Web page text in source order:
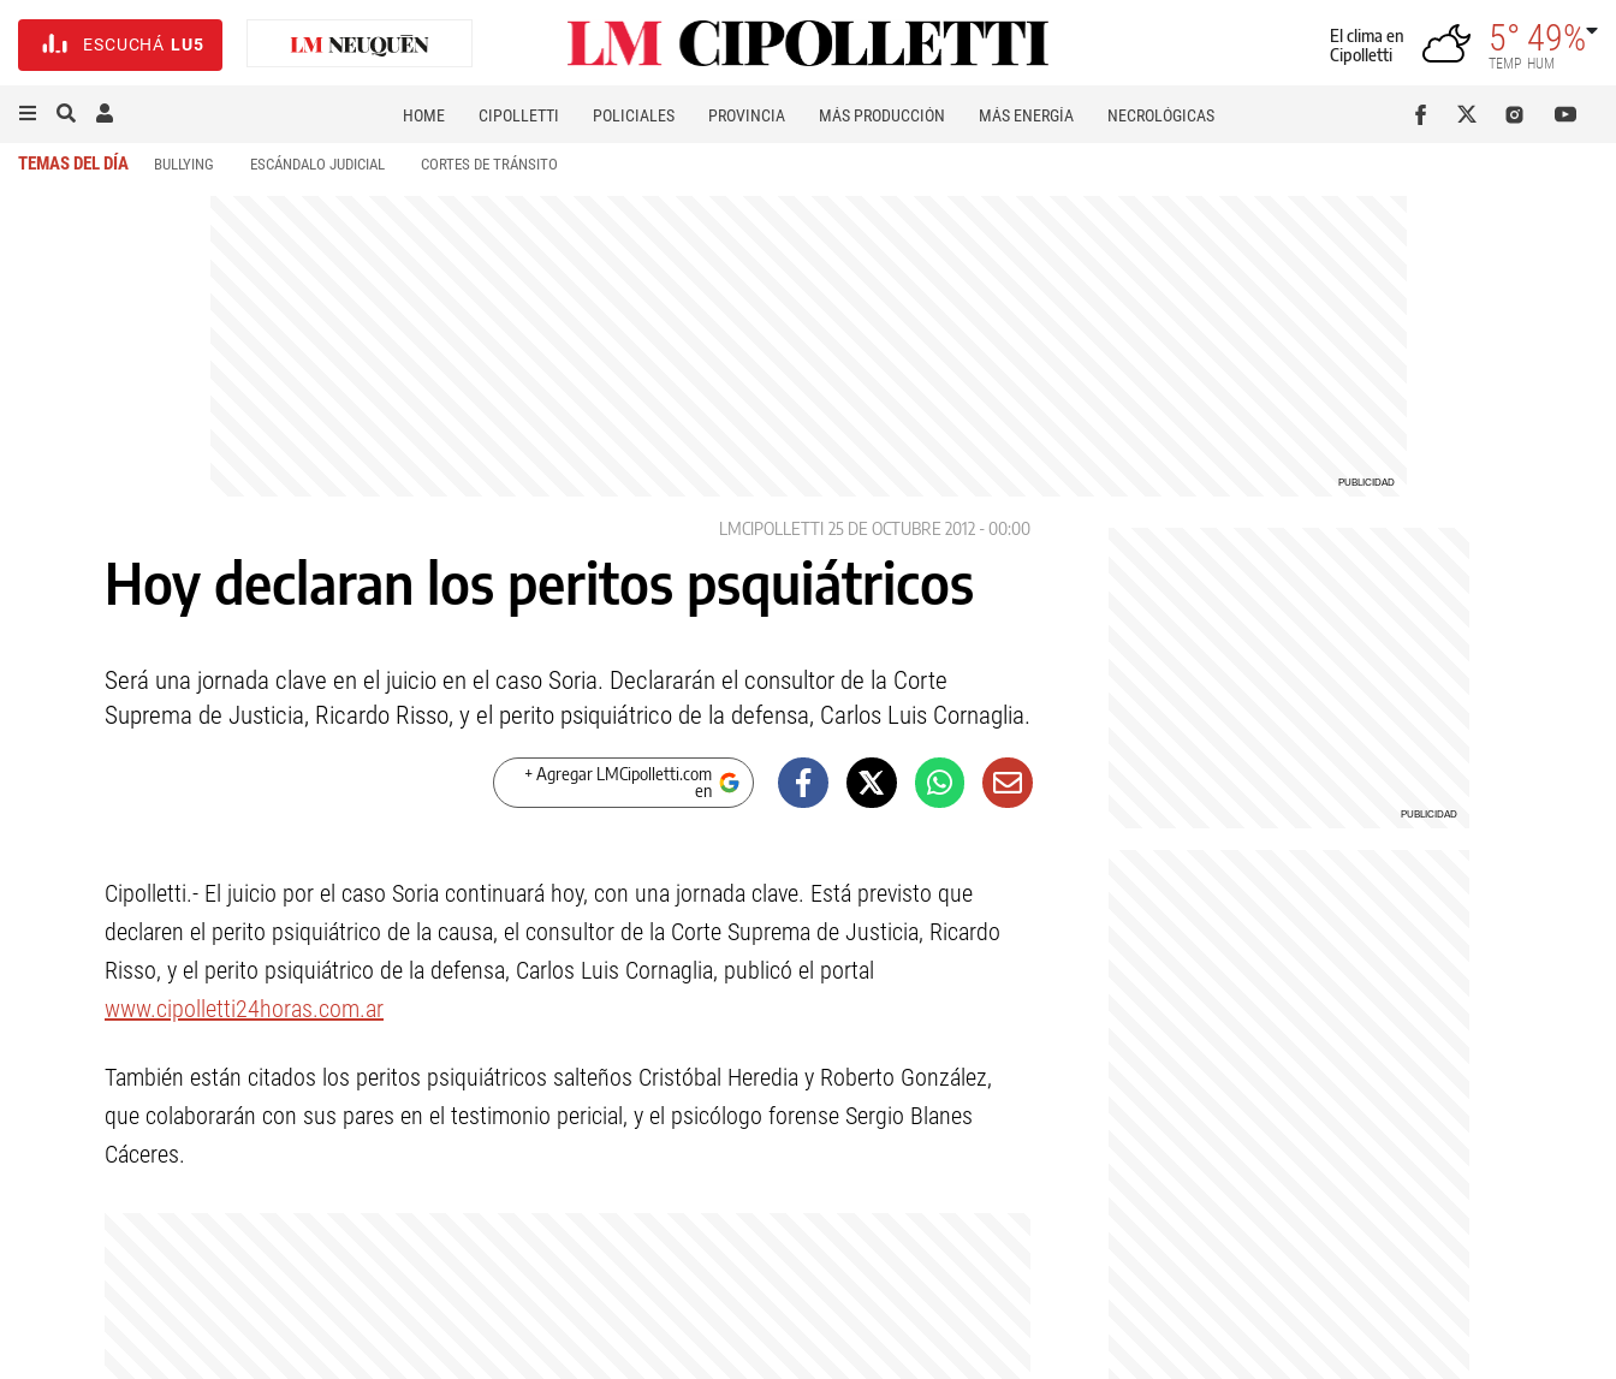
ESCUCHÁ LU5
El clima en
Cipolletti
5°
TEMP
49%
HUM
HOME CIPOLLETTI POLICIALES PROVINCIA MÁS PRODUCCIÓN MÁS ENERGÍA NECROLÓGICAS
TEMAS DEL DÍA BULLYING ESCÁNDALO JUDICIAL CORTES DE TRÁNSITO
LMCIPOLLETTI 25 DE OCTUBRE 2012 - 00:00
Hoy declaran los peritos psquiátricos
Será una jornada clave en el juicio en el caso Soria. Declararán el consultor de la Corte
Suprema de Justicia, Ricardo Risso, y el perito psiquiátrico de la defensa, Carlos Luis Cornaglia.
+ Agregar LMCipolletti.com
en
Cipolletti.- El juicio por el caso Soria continuará hoy, con una jornada clave. Está previsto que
declaren el perito psiquiátrico de la causa, el consultor de la Corte Suprema de Justicia, Ricardo
Risso, y el perito psiquiátrico de la defensa, Carlos Luis Cornaglia, publicó el portal
www.cipolletti24horas.com.ar
También están citados los peritos psiquiátricos salteños Cristóbal Heredia y Roberto González,
que colaborarán con sus pares en el testimonio pericial, y el psicólogo forense Sergio Blanes
Cáceres.